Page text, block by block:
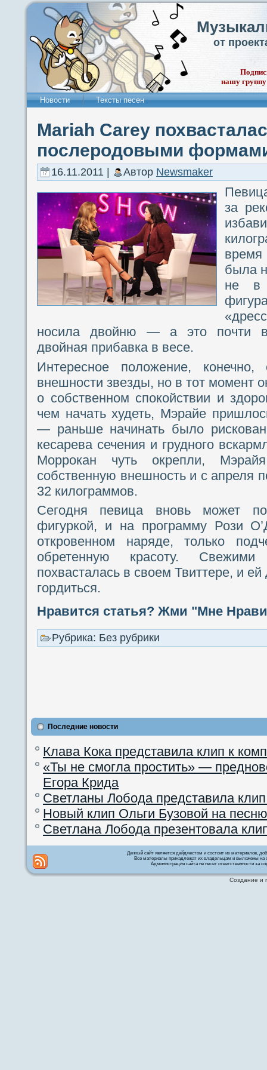
от
нашу
Новости Тексты песен
Mariah Carey
послеродовыми
16.11.2011 | Автор Newsmaker
за
была
не в
носила двойню — а это почти
двойная прибавка в весе.
Интересное положение, конечно,
внешности звезды, но в тот момент
о собственном спокойствии и
чем начать худеть, Мэрайе
— раньше начинать было
кесарева сечения и грудного
Моррокан чуть окрепли,
собственную внешность и с апреля
32 килограммов.
Сегодня певица вновь может
фигуркой, и на программу Рози
откровенном наряде, только
обретенную красоту.
похвасталась в своем Твиттере, и
гордиться.
Нравится статья? Жми "Мне
Рубрика: Без рубрики
Последние новости
Клава Кока представила клип к
«Ты не смогла простить» —
Егора Крида
Светланы Лобода представила
Новый клип Ольги Бузовой на
Светлана Лобода презентовала
Данный сайт является дайджестом и состоит из материалов,
Все материалы принадлежат их владельцам и выложены на
Администрация сайта не несет ответственности за
Создание и